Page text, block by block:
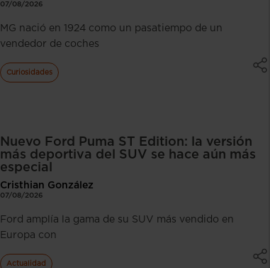
07/08/2026
MG nació en 1924 como un pasatiempo de un
vendedor de coches
Curiosidades
Nuevo Ford Puma ST Edition: la versión
más deportiva del SUV se hace aún más
especial
Cristhian González
07/08/2026
Ford amplía la gama de su SUV más vendido en
Europa con
Actualidad